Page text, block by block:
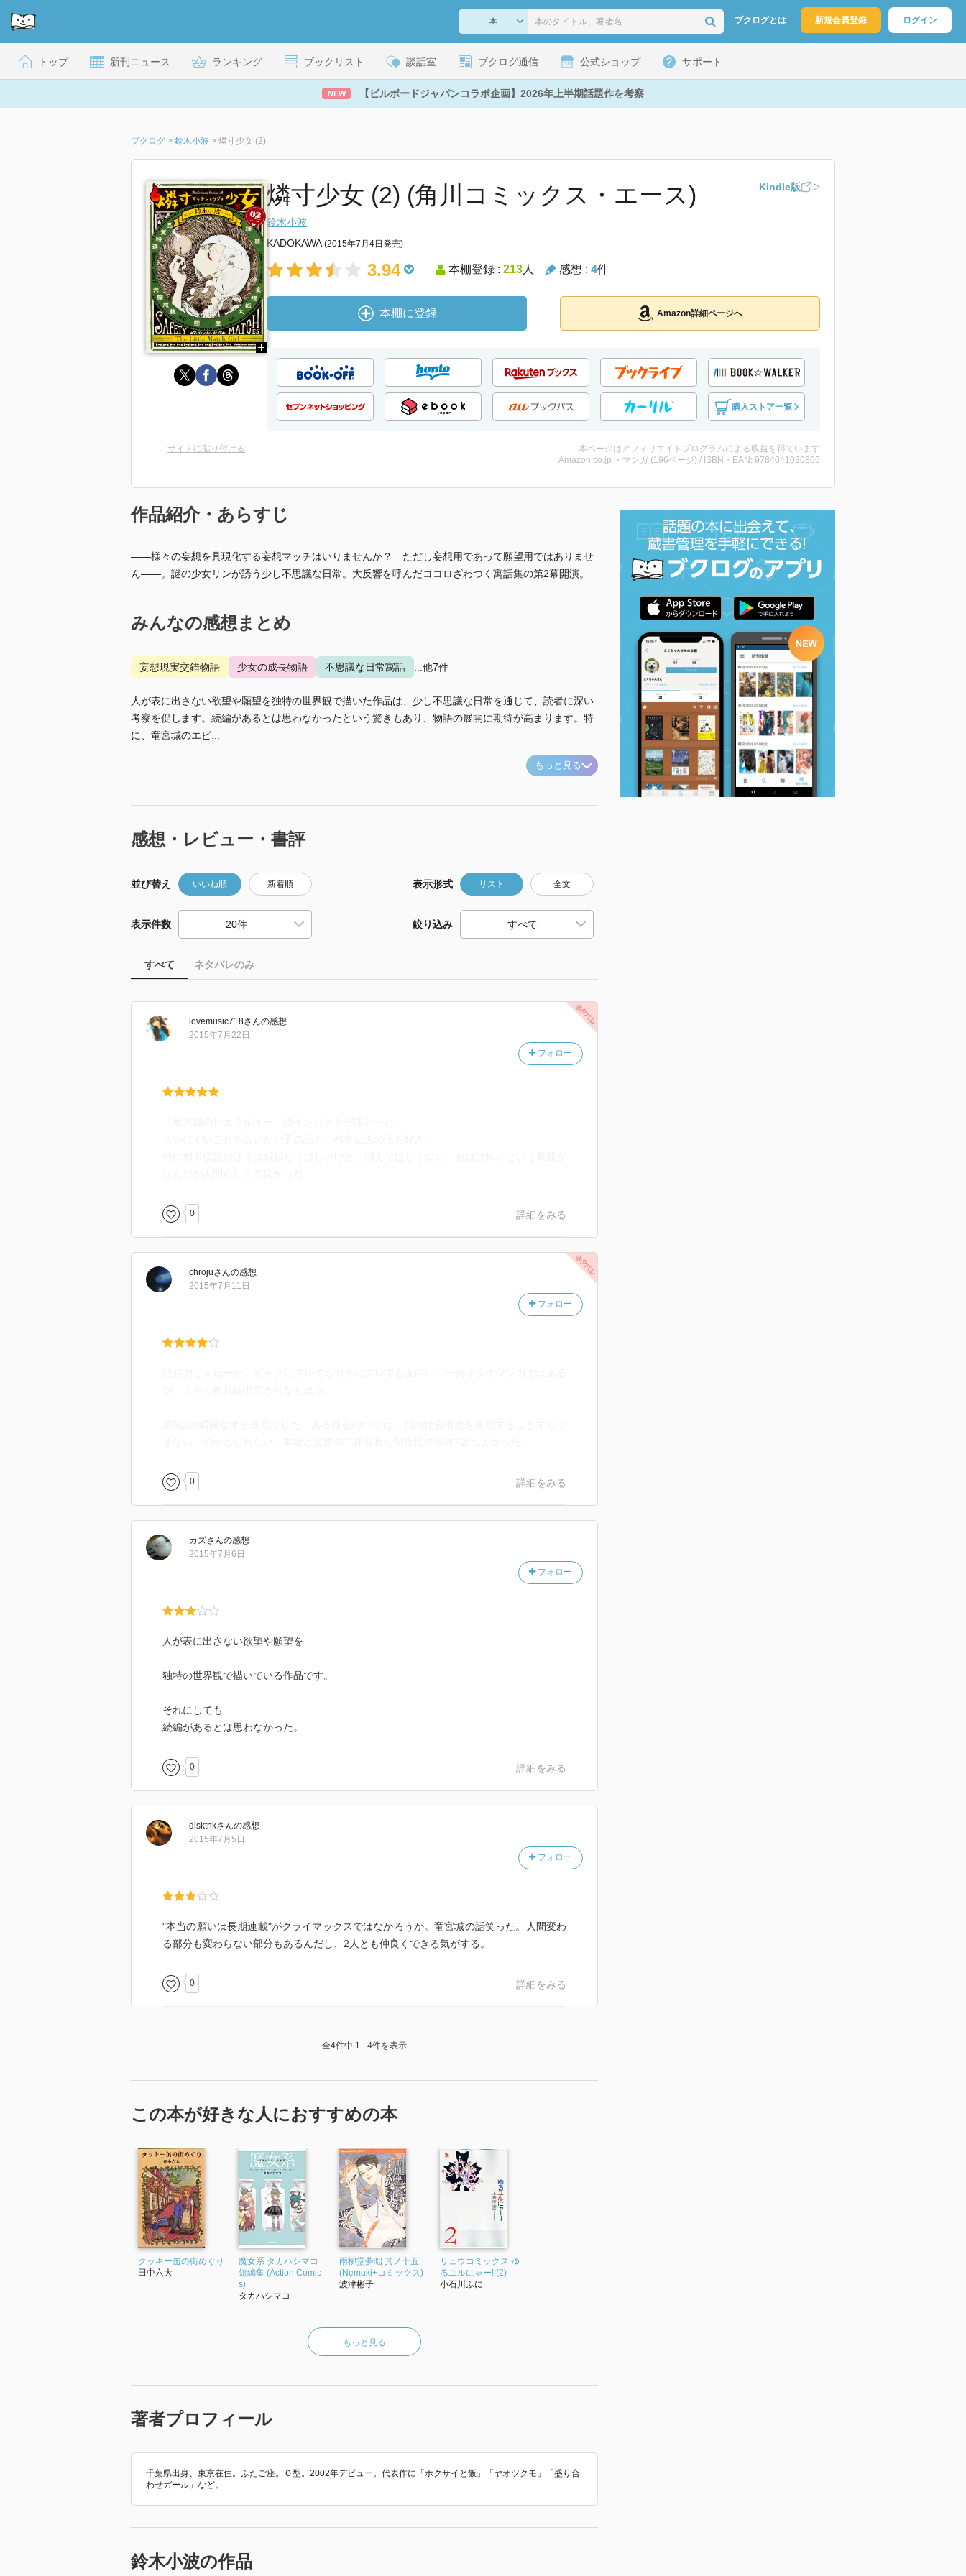
ブクログとは 新規会員登録 ログイン
トップ 新刊ニュース ランキング ブックリスト 談話室 ブクログ通信 公式ショップ サポート
NEW 【ビルボードジャパンコラボ企画】2026年上半期話題作を考察
ブクログ > 鈴木小波 > 燐寸少女 (2)
燐寸少女 (2) (角川コミックス・エース) Kindle版
鈴木小波
KADOKAWA(2015年7月4日発売)
3.94 本棚登録 : 213人 感想 : 4件
本棚に登録 Amazon詳細ページへ
購入ストア一覧
サイトに貼り付ける
本ページはアフィリエイトプログラムによる収益を得ています
Amazon.co.jp ・マンガ (196ページ) / ISBN・EAN: 9784041030806
作品紹介・あらすじ
――様々の妄想を具現化する妄想マッチはいりませんか？ ただし妄想用であって願望用ではありませ
ん――。謎の少女リンが誘う少し不思議な日常。大反響を呼んだココロざわつく寓話集の第2幕開演。
みんなの感想まとめ
妄想現実交錯物語 少女の成長物語 不思議な日常寓話 ...他7件
人が表に出さない欲望や願望を独特の世界観で描いた作品は、少し不思議な日常を通じて、読者に深い
考察を促します。続編があるとは思わなかったという驚きもあり、物語の展開に期待が高まります。特
に、竜宮城のエピ...
もっと見る
感想・レビュー・書評
並び替え いいね順 新着順 表示形式 リスト 全文
表示件数 絞り込み
すべて ネタバレのみ
lovemusic718さんの感想
フォロー
2015年7月22日
0 詳細をみる
chrojuさんの感想
フォロー
2015年7月11日
0 詳細をみる
カズさんの感想
フォロー
2015年7月6日
人が表に出さない欲望や願望を
独特の世界観で描いている作品です。
それにしても
続編があるとは思わなかった。
0 詳細をみる
disktnkさんの感想
フォロー
2015年7月5日
"本当の願いは長期連載"がクライマックスではなかろうか。竜宮城の話笑った。人間変わ
る部分も変わらない部分もあるんだし、2人とも仲良くできる気がする。
0 詳細をみる
全4件中 1 - 4件を表示
この本が好きな人におすすめの本
クッキー缶の街めぐり
田中六大
魔女系 タカハシマコ
短編集 (Action Comic
s)
タカハシマコ
雨柳堂夢咄 其ノ十五
(Nemuki+コミックス)
波津彬子
リュウコミックス ゆ
るユルにゃー!!(2)
小石川ふに
もっと見る
著者プロフィール
千葉県出身、東京在住。ふたご座。Ｏ型。2002年デビュー。代表作に「ホクサイと飯」「ヤオツクモ」「盛り合
わせガール」など。
鈴木小波の作品